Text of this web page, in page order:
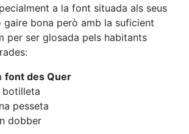
a la font situada als seus
gaire bona però amb la suficient
per ser glosada pels habitants
font des Quer
botilleta
pesseta
dobber